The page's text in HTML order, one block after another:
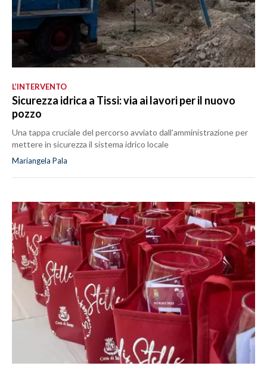
L’INTERVENTO
Sicurezza idrica a Tissi: via ai lavori per il nuovo
pozzo
Una tappa cruciale del percorso avviato dall’amministrazione per
mettere in sicurezza il sistema idrico locale
Mariangela Pala